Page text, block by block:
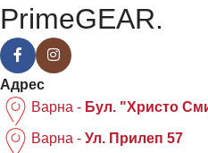
PrimeGEAR.
Адрес
Варна - Бул. "Христо
Варна - Ул. Прилеп 57